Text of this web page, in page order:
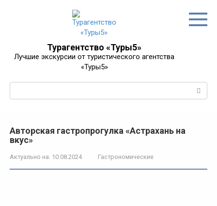
Турагентство «Туры5»
Лучшие экскурсии от туристического агентства
«Туры5»
Авторская гастропрогулка «Астрахань на
вкус»
Актуально на: 10.08.2024 Гастрономические